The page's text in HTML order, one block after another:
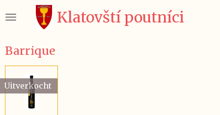
direct
de
hoofdinhoud
Klatovští poutníci
Barrique
Uitverkocht